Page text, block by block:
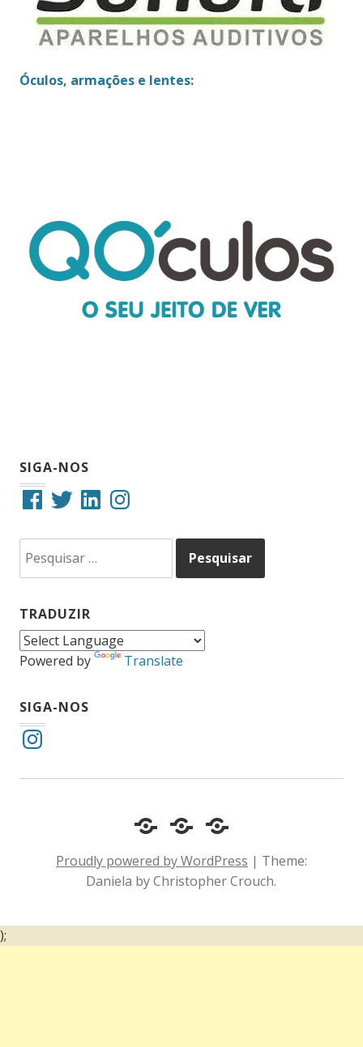
Óculos, armações e lentes:
SIGA-NOS
FacebookTwitterLinkedInInstagram
por:
TRADUZIR
Powered by Translate
SIGA-NOS
Instagram
Cotidiano
Comportamento
Inclusão
e
Acessibilidade
Diário
um
surdo
Proudly powered by WordPress | Theme:
Daniela by Christopher Crouch.
);